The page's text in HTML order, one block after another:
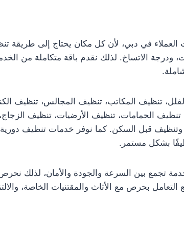
في دبي، لأن كل مكان يحتاج إلى طريقة
ودرجة الاتساخ. لذلك نقدم باقة متكاملة من
تنظيف المكاتب، تنظيف المجالس، تنظيف
الحمامات، تنظيف الأرضيات، تنظيف الزجاج،
وتنظيف قبل السكن. كما نوفر خدمات تنظيف دورية
بشكل مستمر.
تجمع بين السرعة والجودة والأمان، لذلك
بحرص مع الأثاث والمقتنيات الخاصة،